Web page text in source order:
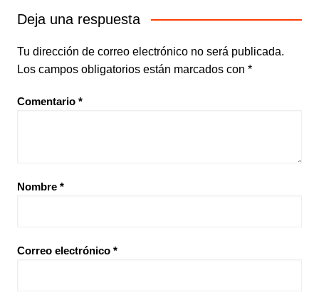
Deja una respuesta
Tu dirección de correo electrónico no será publicada.
Los campos obligatorios están marcados con *
Comentario *
Nombre *
Correo electrónico *